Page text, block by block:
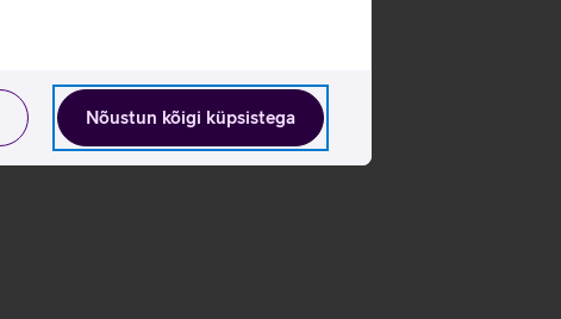
Nõustun kõigi küpsistega